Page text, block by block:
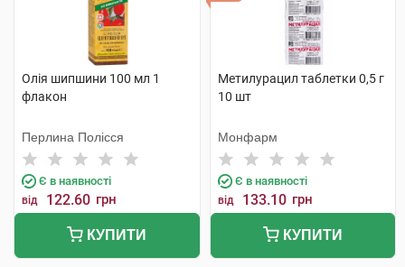
Олія шипшини 100 мл 1
флакон
Перлина Полісся
Є в наявності
від 122.60 грн
КУПИТИ
Метилурацил таблетки 0,5 г
10 шт
Монфарм
Є в наявності
від 133.10 грн
КУПИТИ